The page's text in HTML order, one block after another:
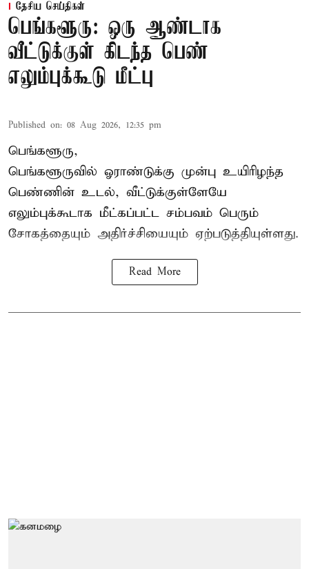
தேசிய செய்திகள்
பெங்களூரு: ஒரு ஆண்டாக
வீட்டுக்குள் கிடந்த பெண்
எலும்புக்கூடு மீட்பு
Published on: 08 Aug 2026, 12:35 pm
பெங்களூரு,
பெங்களூருவில் ஓராண்டுக்கு முன்பு உயிரிழந்த
பெண்ணின் உடல், வீட்டுக்குள்ளேயே
எலும்புக்கூடாக மீட்கப்பட்ட சம்பவம் பெரும்
சோகத்தையும் அதிர்ச்சியையும் ஏற்படுத்தியுள்ளது.
Read More